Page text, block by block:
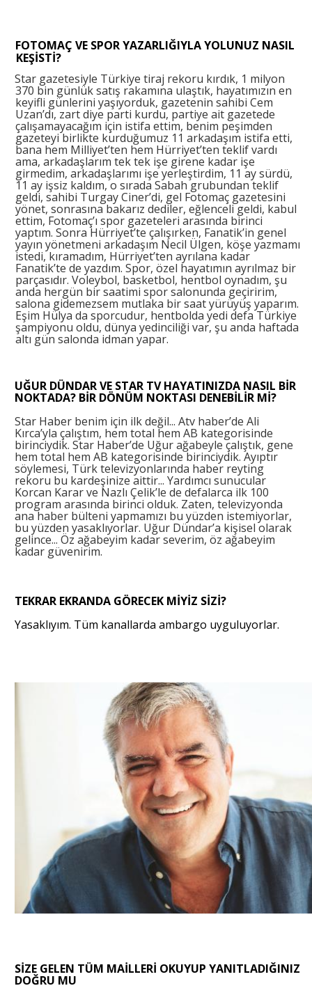
FOTOMAÇ VE SPOR YAZARLIĞIYLA YOLUNUZ NASIL
KEŞİSTİ?
Star gazetesiyle Türkiye tiraj rekoru kırdık, 1 milyon
370 bin günlük satış rakamına ulaştık, hayatımızın en
keyifli günlerini yaşıyorduk, gazetenin sahibi Cem
Uzan’dı, zart diye parti kurdu, partiye ait gazetede
çalışamayacağım için istifa ettim, benim peşimden
gazeteyi birlikte kurduğumuz 11 arkadaşım istifa etti,
bana hem Milliyet’ten hem Hürriyet’ten teklif vardı
ama, arkadaşlarım tek tek işe girene kadar işe
girmedim, arkadaşlarımı işe yerleştirdim, 11 ay sürdü,
11 ay işsiz kaldım, o sırada Sabah grubundan teklif
geldi, sahibi Turgay Ciner’di, gel Fotomaç gazetesini
yönet, sonrasına bakarız dediler, eğlenceli geldi, kabul
ettim, Fotomaç’ı spor gazeteleri arasında birinci
yaptım. Sonra Hürriyet’te çalışırken, Fanatik’in genel
yayın yönetmeni arkadaşım Necil Ülgen, köşe yazmamı
istedi, kıramadım, Hürriyet’ten ayrılana kadar
Fanatik’te de yazdım. Spor, özel hayatımın ayrılmaz bir
parçasıdır. Voleybol, basketbol, hentbol oynadım, şu
anda hergün bir saatimi spor salonunda geçiririm,
salona gidemezsem mutlaka bir saat yürüyüş yaparım.
Eşim Hülya da sporcudur, hentbolda yedi defa Türkiye
şampiyonu oldu, dünya yedinciliği var, şu anda haftada
altı gün salonda idman yapar.
UĞUR DÜNDAR VE STAR TV HAYATINIZDA NASIL BİR
NOKTADA? BİR DÖNÜM NOKTASI DENEBİLİR Mİ?
Star Haber benim için ilk değil... Atv haber’de Ali
Kırca’yla çalıştım, hem total hem AB kategorisinde
birinciydik. Star Haber’de Uğur ağabeyle çalıştık, gene
hem total hem AB kategorisinde birinciydik. Ayıptır
söylemesi, Türk televizyonlarında haber reyting
rekoru bu kardeşinize aittir... Yardımcı sunucular
Korcan Karar ve Nazlı Çelik’le de defalarca ilk 100
program arasında birinci olduk. Zaten, televizyonda
ana haber bülteni yapmamızı bu yüzden istemiyorlar,
bu yüzden yasaklıyorlar. Uğur Dündar’a kişisel olarak
gelince... Öz ağabeyim kadar severim, öz ağabeyim
kadar güvenirim.
TEKRAR EKRANDA GÖRECEK MİYİZ SİZİ?
Yasaklıyım. Tüm kanallarda ambargo uyguluyorlar.
SİZE GELEN TÜM MAİLLERİ OKUYUP YANITLADIĞINIZ
DOĞRU MU